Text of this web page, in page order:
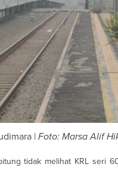
| Foto: Marsa Alif
tidak melihat KRL seri